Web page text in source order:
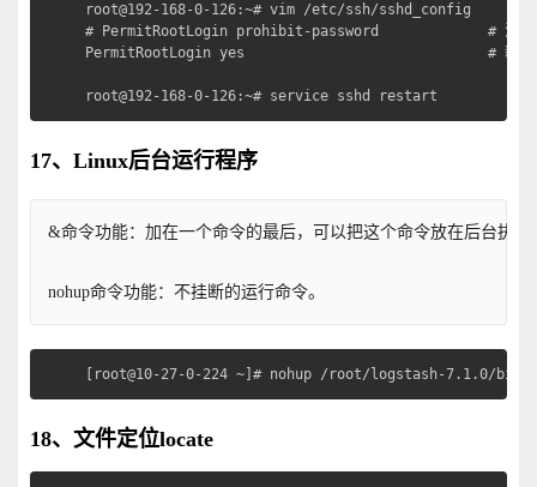
root@192-168-0-126:~# vim /etc/ssh/sshd_config
# PermitRootLogin prohibit-password             # 注释
PermitRootLogin yes                             # 新增
root@192-168-0-126:~# service sshd restart
17、Linux后台运行程序
&命令功能：加在一个命令的最后，可以把这个命令放在后台执行
nohup命令功能：不挂断的运行命令。
[root@10-27-0-224 ~]# nohup /root/logstash-7.1.0/
18、文件定位locate